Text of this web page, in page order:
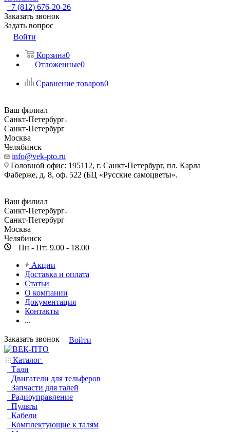
+7 (812) 676-20-26
Заказать звонок
Задать вопрос
Войти
Корзина0
Отложенные0
Сравнение товаров0
Ваш филиал
Санкт-Петербург
Санкт-Петербург
Москва
Челябинск
info@vek-pto.ru
Головной офис: 195112, г. Санкт-Петербург, пл. Карла
Фаберже, д. 8, оф. 522 (БЦ «Русские самоцветы».
Ваш филиал
Санкт-Петербург
Санкт-Петербург
Москва
Челябинск
Пн - Пт: 9.00 - 18.00
Акции
Доставка и оплата
Статьи
О компании
Документация
Контакты
...
Заказать звонок Войти
Каталог
Тали
Двигатели для тельферов
Запчасти для талей
Радиоуправление
Пульты
Кабели
Комплектующие к талям